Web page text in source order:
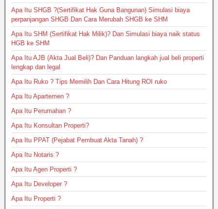
Apa Itu SHGB ?(Sertifikat Hak Guna Bangunan) Simulasi biaya
perpanjangan SHGB Dan Cara Merubah SHGB ke SHM
Apa Itu SHM (Sertifikat Hak Milik)? Dan Simulasi biaya naik status
HGB ke SHM
Apa Itu AJB (Akta Jual Beli)? Dan Panduan langkah jual beli properti
lengkap dan legal
Apa Itu Ruko ? Tips Memilih Dan Cara Hitung ROI ruko
Apa Itu Apartemen ?
Apa Itu Perumahan ?
Apa Itu Konsultan Properti?
Apa Itu PPAT (Pejabat Pembuat Akta Tanah) ?
Apa Itu Notaris ?
Apa Itu Agen Properti ?
Apa Itu Developer ?
Apa Itu Properti ?